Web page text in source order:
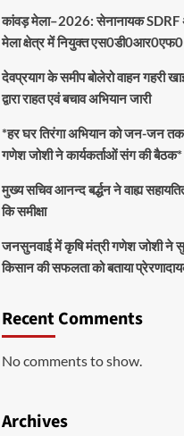
कांवड़ मेला–2026: सेनानायक SDRF
मेला क्षेत्र में नियुक्त एस0डी0आर0एफ0
देवप्रयाग के समीप बोलेरो वाहन गहरी
द्वारा राहत एवं बचाव अभियान जारी
*हर घर तिरंगा अभियान को जन-जन तक
गणेश जोशी ने कार्यकर्ताओं संग की बैठक*
मुख्य सचिव आनन्द बर्द्धन ने वाह्य
कि समीक्षा
जनसुनवाई में कृषि मंत्री गणेश जोशी ने
किसान की सफलता को बताया
Recent Comments
No comments to show.
Archives